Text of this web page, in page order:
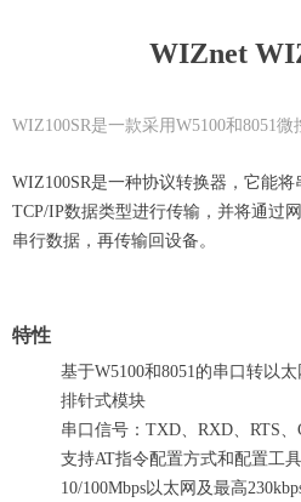
WIZnet
WIZ100SR是一款采用W5100和8051
WIZ100SR是一种协议转换器，它能
TCP/IP数据类型进行传输，并将通过
串行数据，再传输回设备。
特性
基于W5100和8051的串口转以
排针式模块
串口信号：TXD、RXD、RTS、
支持AT指令配置方式和配置工
10/100Mbps以太网及最高